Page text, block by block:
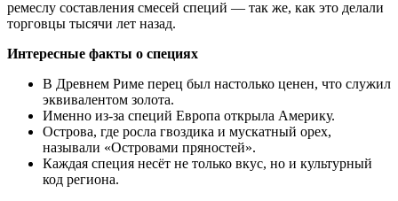
ремеслу составления смесей специй — так же, как это делали
торговцы тысячи лет назад.
Интересные факты о специях
В Древнем Риме перец был настолько ценен, что служил
эквивалентом золота.
Именно из-за специй Европа открыла Америку.
Острова, где росла гвоздика и мускатный орех,
называли «Островами пряностей».
Каждая специя несёт не только вкус, но и культурный
код региона.